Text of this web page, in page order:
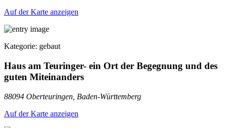
Auf der Karte anzeigen
Kategorie: gebaut
Haus am Teuringer- ein Ort der Begegnung und des
guten Miteinanders
88094 Oberteuringen, Baden-Württemberg
Auf der Karte anzeigen